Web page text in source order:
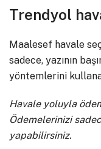
Trendyol
Maalesef havale
sadece, yazının
yöntemlerini
Havale yoluyla
Ödemelerinizi
yapabilirsiniz.